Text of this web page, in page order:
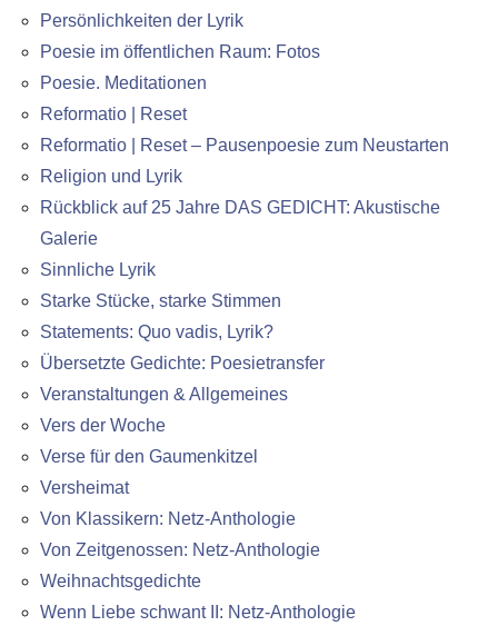
Persönlichkeiten der Lyrik
Poesie im öffentlichen Raum: Fotos
Poesie. Meditationen
Reformatio | Reset
Reformatio | Reset – Pausenpoesie zum Neustarten
Religion und Lyrik
Rückblick auf 25 Jahre DAS GEDICHT: Akustische
Galerie
Sinnliche Lyrik
Starke Stücke, starke Stimmen
Statements: Quo vadis, Lyrik?
Übersetzte Gedichte: Poesietransfer
Veranstaltungen & Allgemeines
Vers der Woche
Verse für den Gaumenkitzel
Versheimat
Von Klassikern: Netz-Anthologie
Von Zeitgenossen: Netz-Anthologie
Weihnachtsgedichte
Wenn Liebe schwant II: Netz-Anthologie